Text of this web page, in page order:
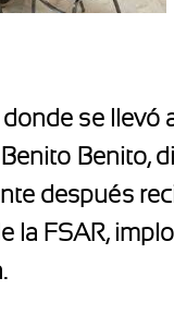
donde se llevó
Benito,
después
la FSAR,